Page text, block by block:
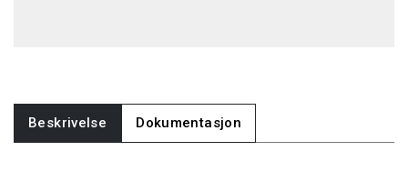
Beskrivelse Dokumentasjon